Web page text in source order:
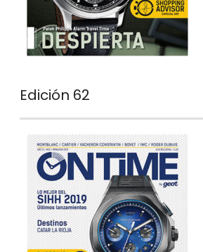
Edición 62